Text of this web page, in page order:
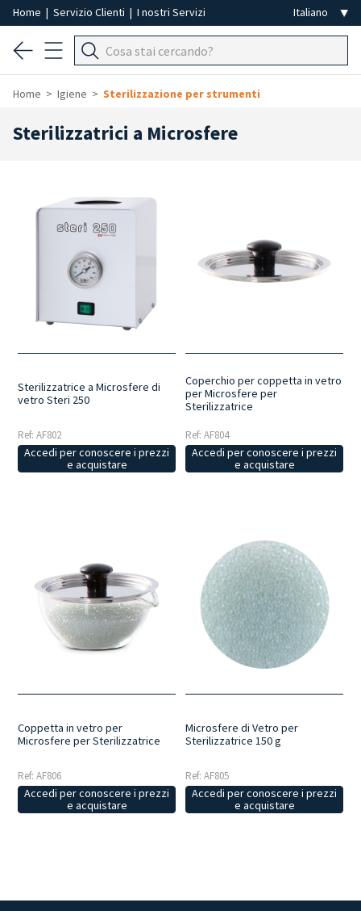
Home | Servizio Clienti | I nostri Servizi
Home Igiene Sterilizzazione per strumenti
Sterilizzatrici a Microsfere
Sterilizzatrice a Microsfere di
vetro Steri 250
Ref: AF802
Accedi per conoscere i prezzi
e acquistare
Coperchio per coppetta in vetro
per Microsfere per
Sterilizzatrice
Ref: AF804
Accedi per conoscere i prezzi
e acquistare
Coppetta in vetro per
Microsfere per Sterilizzatrice
Ref: AF806
Accedi per conoscere i prezzi
e acquistare
Microsfere di Vetro per
Sterilizzatrice 150 g
Ref: AF805
Accedi per conoscere i prezzi
e acquistare